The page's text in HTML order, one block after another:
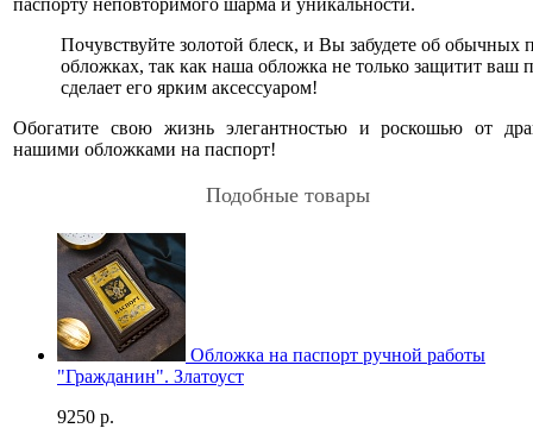
паспорту неповторимого шарма и уникальности.
Почувствуйте золотой блеск, и Вы забудете об обычных
обложках, так как наша обложка не только защитит ваш
сделает его ярким аксессуаром!
Обогатите свою жизнь элегантностью и роскошью от
нашими обложками на паспорт!
Подобные товары
Обложка на паспорт ручной работы
"Гражданин". Златоуст
9250 р.